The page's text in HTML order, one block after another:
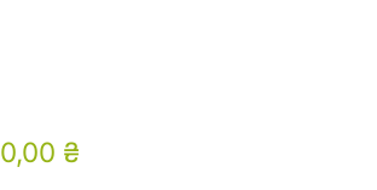
₴